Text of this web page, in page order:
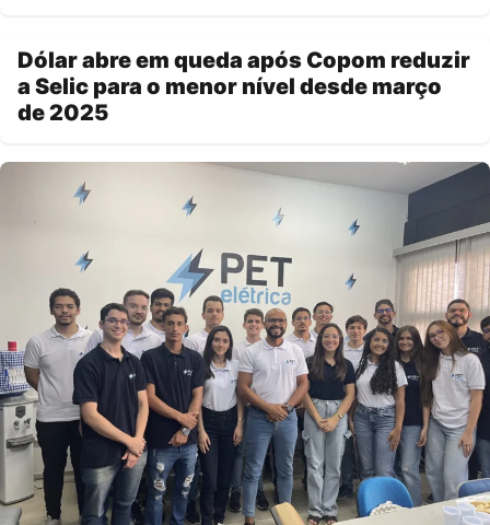
Dólar abre em queda após Copom reduzir
a Selic para o menor nível desde março
de 2025